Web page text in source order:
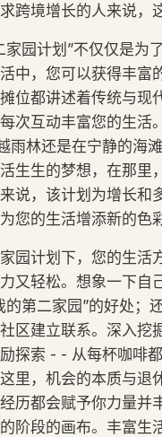
跨境增长的人来说，
园计划”不仅仅是为
中，您可以获得丰
位都讲述着传统与
次互动丰富您的生活
雨林还是在宁静的海
生生的梦想，在那里
说，该计划为增长
您的生活增添新的色彩
园计划下，您的生活
又轻松。想象一下
的第二家园”的好处；
区建立联系。深入
探索 - - 从每杯咖啡
里，机会的本质与
历都会赋予你力量
阶段的画布。丰富生